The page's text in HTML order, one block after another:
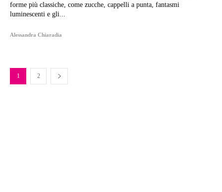
forme più classiche, come zucche, cappelli a punta, fantasmi
luminescenti e gli...
Alessandra Chiaradia
1 2